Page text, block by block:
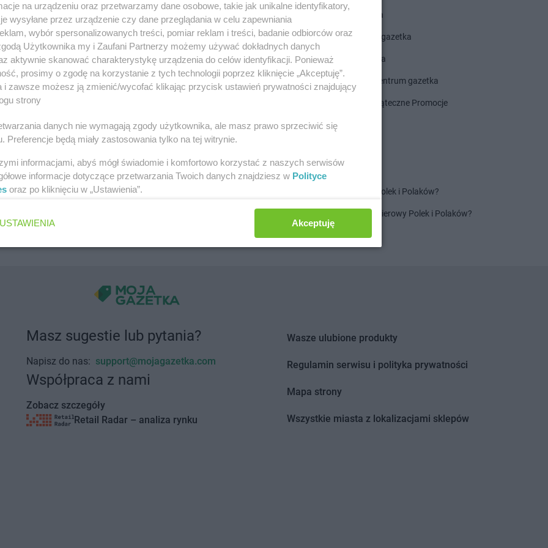
Lidl gazetka
Kaufland gazetka
PEPCO gazetka
Netto gazetka
ALDI gazetka
ROSSMANN gazetka
Dealz gazetka
Delikatesy Centrum gazetka
Gazetka Świąteczne Promocje
Jakie są ulubione płatki owsiane Polek i Polaków? Jaki jest ulubiony szampon Polek i Polaków?
Jaki jest ulubiony ręcznik papierowy Polek i Polaków?
Masz sugestie lub pytania?
Napisz do nas: support@mojagazetka.com
Współpraca z nami
Zobacz szczegóły
Retail Radar – analiza rynku
Wasze ulubione produkty
Regulamin serwisu i polityka prywatności
Mapa strony
Wszystkie miasta z lokalizacjami sklepów
na urządzeniu oraz przetwarzamy dane osobowe, takie jak unikalne identyfikatory,
wysyłane przez urządzenie czy dane przeglądania w celu zapewniania
wybór spersonalizowanych treści, pomiar reklam i treści, badanie odbiorców oraz
Użytkownika my i Zaufani Partnerzy możemy używać dokładnych danych
aktywnie skanować charakterystykę urządzenia do celów identyfikacji. Ponieważ
prosimy o zgodę na korzystanie z tych technologii poprzez kliknięcie „Akceptuję”.
i zawsze możesz ją zmienić/wycofać klikając przycisk ustawień prywatności znajdujący
strony
danych nie wymagają zgody użytkownika, ale masz prawo sprzeciwić się
Preferencje będą miały zastosowania tylko na tej witrynie.
informacjami, abyś mógł świadomie i komfortowo korzystać z naszych serwisów
informacje dotyczące przetwarzania Twoich danych znajdziesz w Polityce
oraz po kliknięciu w „Ustawienia”.
USTAWIENIA Akceptuję